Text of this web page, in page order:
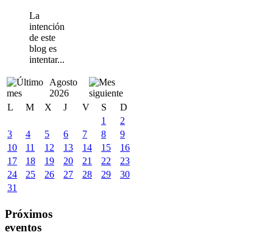
La
intención
de este
blog es
intentar...
Agosto
2026
L
M X J V S
D
1
2
3
4 5 6 7 8
9
10
11 12 13 14 15
16
17
18 19 20 21 22
23
24
25 26 27 28 29
30
31
Próximos
eventos